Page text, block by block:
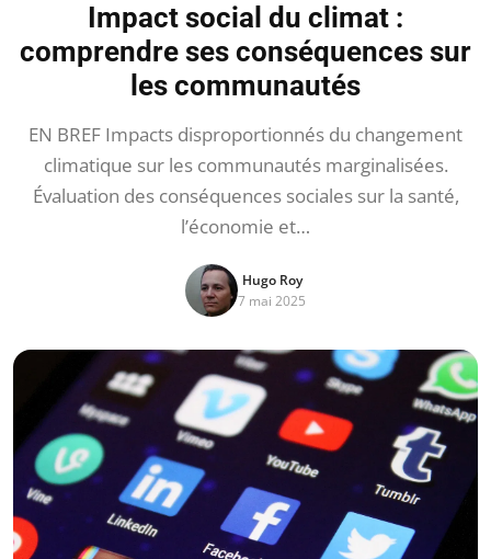
Impact social du climat :
comprendre ses conséquences sur
les communautés
EN BREF Impacts disproportionnés du changement
climatique sur les communautés marginalisées.
Évaluation des conséquences sociales sur la santé,
l’économie et…
Hugo Roy
7 mai 2025